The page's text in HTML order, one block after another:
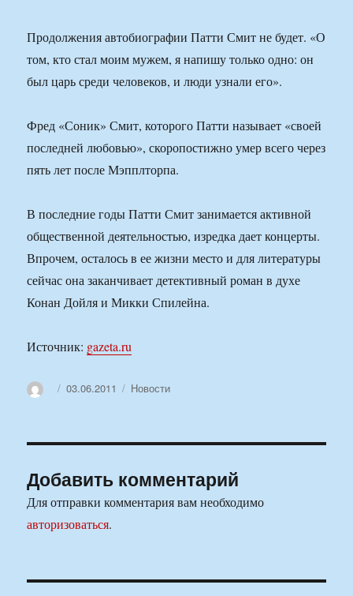
Продолжения автобиографии Патти Смит не будет. «О
том, кто стал моим мужем, я напишу только одно: он
был царь среди человеков, и люди узнали его».
Фред «Соник» Смит, которого Патти называет «своей
последней любовью», скоропостижно умер всего через
пять лет после Мэпплторпа.
В последние годы Патти Смит занимается активной
общественной деятельностью, изредка дает концерты.
Впрочем, осталось в ее жизни место и для литературы
сейчас она заканчивает детективный роман в духе
Конан Дойля и Микки Спилейна.
Источник: gazeta.ru
АвторОпубликовано
03.06.2011 Рубрики
Новости
Добавить комментарий
Для отправки комментария вам необходимо
авторизоваться.